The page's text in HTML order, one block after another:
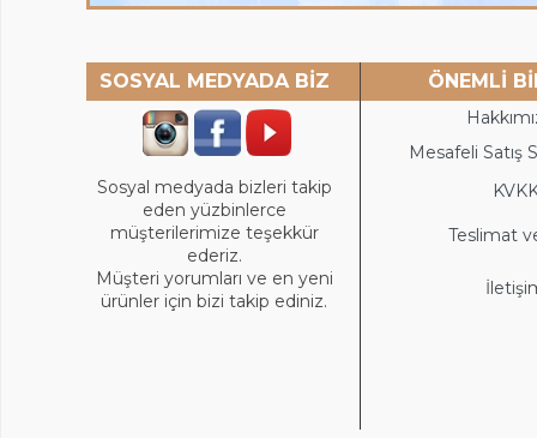
SOSYAL MEDYADA BİZ ÖNEMLİ
Mesafeli Satış
Sosyal medyada bizleri takip
eden yüzbinlerce
müşterilerimize teşekkür
ederiz.
Müşteri yorumları ve en yeni
ürünler için bizi takip ediniz.
Teslimat